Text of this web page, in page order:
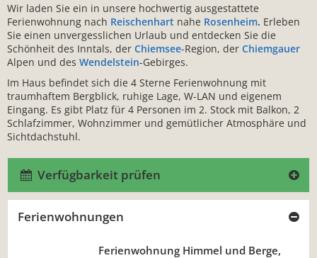
Wir laden Sie ein in unsere hochwertig ausgestattete
Ferienwohnung nach Reischenhart nahe Rosenheim. Erleben
Sie einen unvergesslichen Urlaub und entdecken Sie die
Schönheit des Inntals, der Chiemsee-Region, der Chiemgauer
Alpen und des Wendelstein-Gebirges.
Im Haus befindet sich die 4 Sterne Ferienwohnung mit
traumhaftem Bergblick, ruhige Lage, W-LAN und eigenem
Eingang. Es gibt Platz für 4 Personen im 2. Stock mit Balkon, 2
Schlafzimmer, Wohnzimmer und gemütlicher Atmosphäre und
Sichtdachstuhl.
Verfügbarkeit prüfen
Ferienwohnungen
Ferienwohnung Himmel und Berge,